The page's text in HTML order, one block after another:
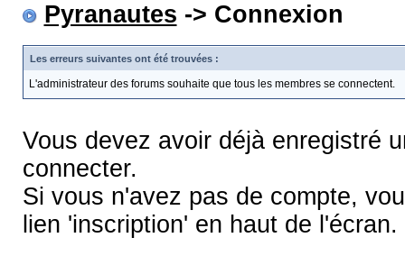
Pyranautes -> Connexion
Les erreurs suivantes ont été trouvées :
L'administrateur des forums souhaite que tous les membres se connectent.
Vous devez avoir déjà enregistré
connecter.
Si vous n'avez pas de compte,
lien 'inscription' en haut de l'écran.